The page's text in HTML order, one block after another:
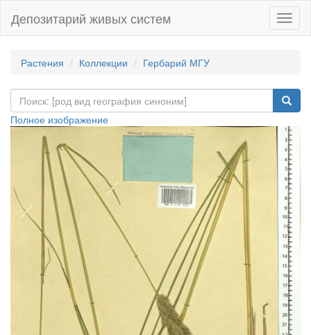
Депозитарий живых систем
Растения Коллекции Гербарий МГУ
Полное изображение